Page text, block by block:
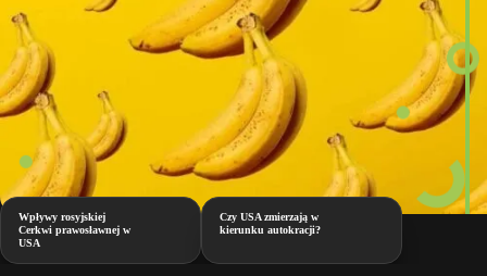
Wpływy rosyjskiej
Cerkwi prawosławnej w
USA
Czy USA zmierzają w
kierunku autokracji?